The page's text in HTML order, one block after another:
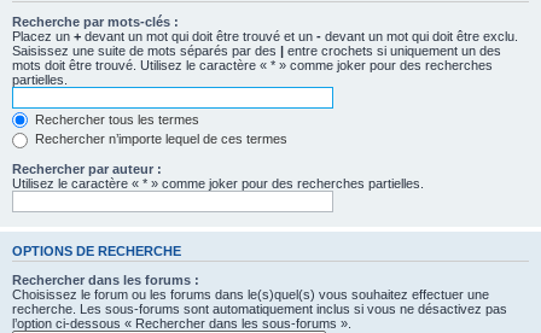
Recherche par mots-clés :
Placez un + devant un mot qui doit être trouvé et un - devant un mot qui doit être exclu.
Saisissez une suite de mots séparés par des | entre crochets si uniquement un des
mots doit être trouvé. Utilisez le caractère « * » comme joker pour des recherches
partielles.
Rechercher tous les termes
Rechercher n’importe lequel de ces termes
Rechercher par auteur :
Utilisez le caractère « * » comme joker pour des recherches partielles.
OPTIONS DE RECHERCHE
Rechercher dans les forums :
Choisissez le forum ou les forums dans le(s)quel(s) vous souhaitez effectuer une
recherche. Les sous-forums sont automatiquement inclus si vous ne désactivez pas
l’option ci-dessous « Rechercher dans les sous-forums ».